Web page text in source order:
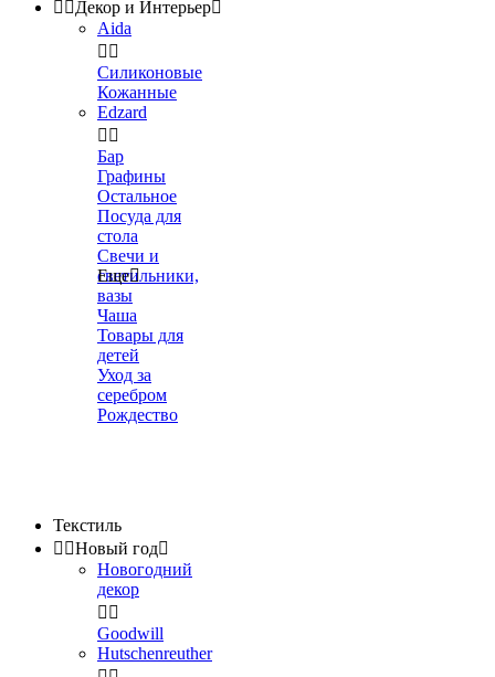
 Декор и Интерьер
Aida
 
Силиконовые
Кожанные
Edzard
 
Бар
Графины
Остальное
Посуда для
стола
Свечи и
светильники,
вазы
Чаша
Товары для
детей
Уход за
серебром
Рождество
Еще
Текстиль
 Новый год
Новогодний
декор
 
Goodwill
Hutschenreuther